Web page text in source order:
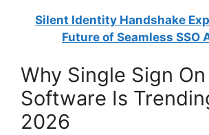
Silent Identity Handshake
Future of Seamless SSO
Why Single Sign On
Software Is
2026